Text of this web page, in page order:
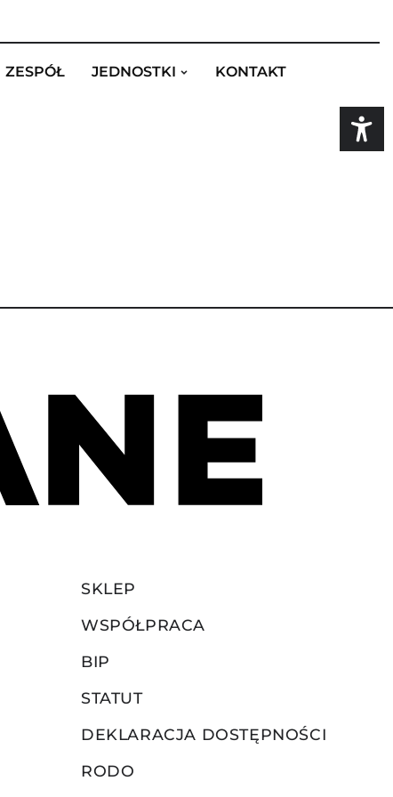
ZESPÓŁ JEDNOSTKI KONTAKT
SKLEP
WSPÓŁPRACA
BIP
STATUT
DEKLARACJA DOSTĘPNOŚCI
RODO